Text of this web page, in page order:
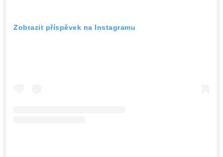
Zobrazit příspěvek na Instagramu